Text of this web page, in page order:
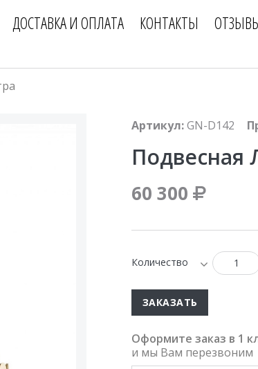
ДОСТАВКА И ОПЛАТА КОНТАКТЫ
Артикул:GN-D142
Подвесная
60 300
Количество
ЗАКАЗАТЬ
Оформите заказ в 1
и мы Вам перезвоним